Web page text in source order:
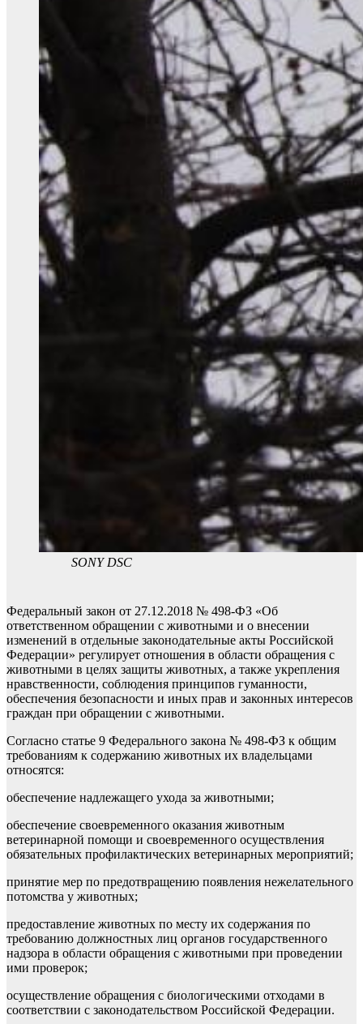
SONY DSC
Федеральный закон от 27.12.2018 № 498-ФЗ «Об
ответственном обращении с животными и о внесении
изменений в отдельные законодательные акты Российской
Федерации» регулирует отношения в области обращения с
животными в целях защиты животных, а также укрепления
нравственности, соблюдения принципов гуманности,
обеспечения безопасности и иных прав и законных интересов
граждан при обращении с животными.
Согласно статье 9 Федерального закона № 498-ФЗ к общим
требованиям к содержанию животных их владельцами
относятся:
обеспечение надлежащего ухода за животными;
обеспечение своевременного оказания животным
ветеринарной помощи и своевременного осуществления
обязательных профилактических ветеринарных мероприятий;
принятие мер по предотвращению появления нежелательного
потомства у животных;
предоставление животных по месту их содержания по
требованию должностных лиц органов государственного
надзора в области обращения с животными при проведении
ими проверок;
осуществление обращения с биологическими отходами в
соответствии с законодательством Российской Федерации.